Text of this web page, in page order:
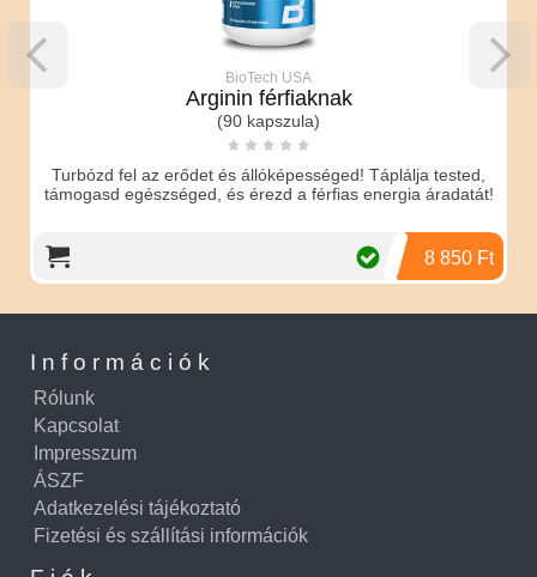
BioTech USA
Arginin férfiaknak
(90 kapszula)
Turbózd fel az erődet és állóképességed! Táplálja tested,
támogasd egészséged, és érezd a férfias energia áradatát!
8 850 Ft
Információk
Rólunk
Kapcsolat
Impresszum
ÁSZF
Adatkezelési tájékoztató
Fizetési és szállítási információk